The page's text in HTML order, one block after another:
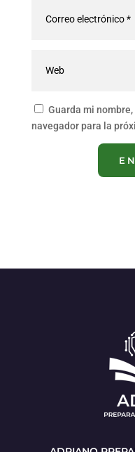
Guarda mi
navegador para la